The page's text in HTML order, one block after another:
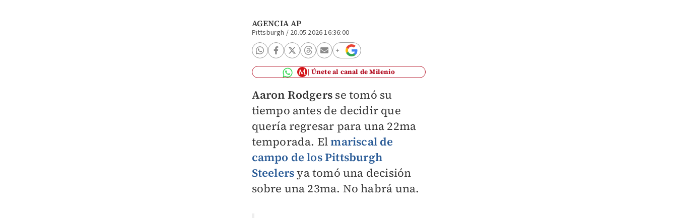
AGENCIA AP
Pittsburgh / 20.05.2026 16:36:00
Únete al canal de Milenio
Aaron Rodgers se tomó su
tiempo antes de decidir que
quería regresar para una 22ma
temporada. Elmariscal de
campo de los Pittsburgh
Steelersya tomó una decisión
sobre una 23ma. No habrá una.